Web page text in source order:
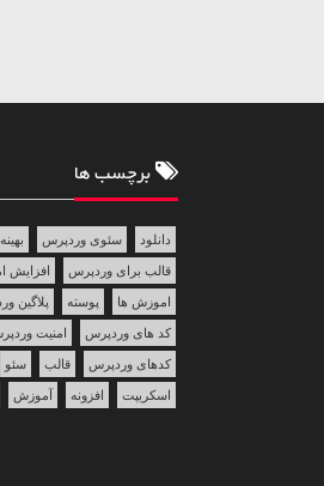
برچسب ها
دانلود سئوی وردپرس
قالب برای وردپرس افزایش
اموزش ها پوسته پلاگین
کد های وردپرس امنیت
کدهای وردپرس قالب سئو
اسکریپت افزونه آموزش